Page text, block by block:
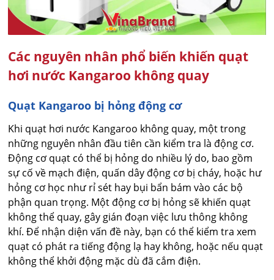
Các nguyên nhân phổ biến khiến quạt
hơi nước Kangaroo không quay
Quạt Kangaroo bị hỏng động cơ
Khi quạt hơi nước Kangaroo không quay, một trong
những nguyên nhân đầu tiên cần kiểm tra là động cơ.
Động cơ quạt có thể bị hỏng do nhiều lý do, bao gồm
sự cố về mạch điện, quấn dây động cơ bị cháy, hoặc hư
hỏng cơ học như rỉ sét hay bụi bẩn bám vào các bộ
phận quan trọng. Một động cơ bị hỏng sẽ khiến quạt
không thể quay, gây gián đoạn việc lưu thông không
khí. Để nhận diện vấn đề này, bạn có thể kiểm tra xem
quạt có phát ra tiếng động lạ hay không, hoặc nếu quạt
không thể khởi động mặc dù đã cắm điện.